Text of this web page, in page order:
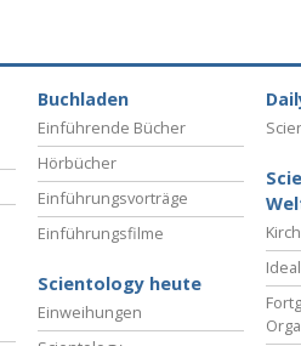
Buchladen
Einführende Bücher
Hörbücher
Einführungsvorträge
Einführungsfilme
Scientology heute
Einweihungen